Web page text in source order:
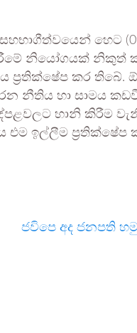
හෙට
නියෝගයක් නිකුත්
කර තිබේ.
නීතිය හා සාමය
හානි කිරීම
එම ඉල්ලීම ප්‍රතික්ෂේප
ජවිපෙ අද ජනපති